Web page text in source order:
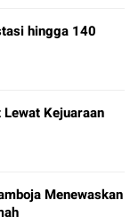
hingga 140
Kejuaraan
Menewaskan